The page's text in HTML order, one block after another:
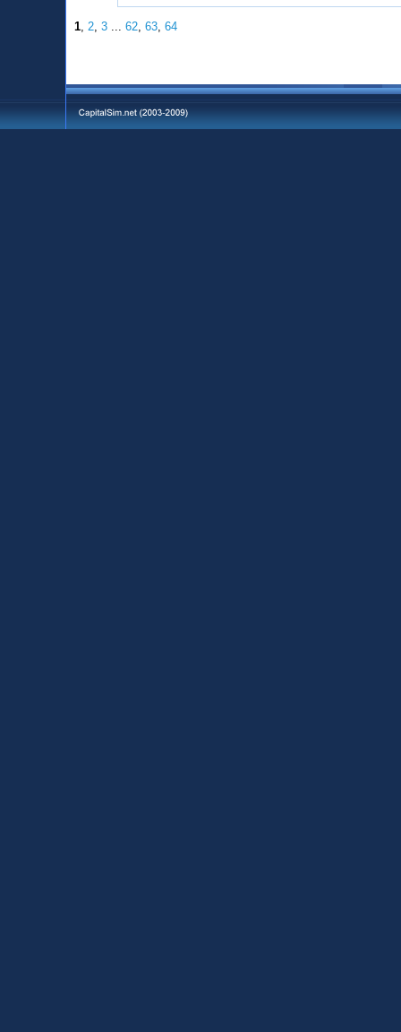
1 2 ,3 ...62 ,63 ,64